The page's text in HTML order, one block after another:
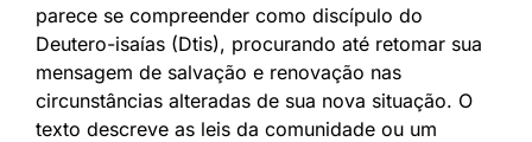
parece se compreender como discípulo do
Deutero-isaías (Dtis), procurando até retomar sua
mensagem de salvação e renovação nas
circunstâncias alteradas de sua nova situação. O
texto descreve as leis da comunidade ou um